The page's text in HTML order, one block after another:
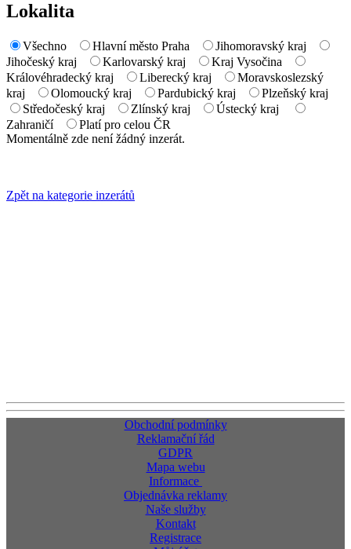
Lokalita
Všechno Hlavní město Praha
Jihomoravský kraj
Jihočeský kraj
Karlovarský kraj
Kraj Vysočina
Královéhradecký kraj
Liberecký kraj
Moravskoslezský
kraj
Olomoucký kraj Pardubický kraj
Plzeňský kraj
Středočeský kraj
Zlínský kraj
Ústecký kraj
Zahraničí
Platí pro celou ČR
Momentálně zde není žádný inzerát.
Zpět na kategorie inzerátů
Obchodní podmínky
Reklamační řád
GDPR
Mapa webu
Informace
Objednávka reklamy
Naše služby
Kontakt
Registrace